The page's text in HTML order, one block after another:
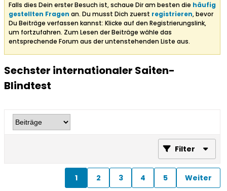
Falls dies Dein erster Besuch ist, schaue Dir am besten die häufig
gestellten Fragen an. Du musst Dich zuerst registrieren, bevor
Du Beiträge verfassen kannst: Klicke auf den Registrierungslink,
um fortzufahren. Zum Lesen der Beiträge wähle das
entsprechende Forum aus der untenstehenden Liste aus.
Sechster internationaler Saiten-
Blindtest
Filter
1 2 3 4 5 Weiter